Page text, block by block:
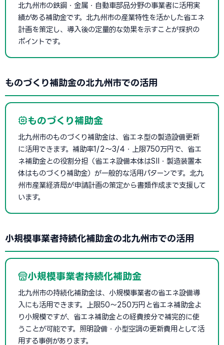
北九州市の鉄鋼・金属・自動車部品分野の事業者に活用実
績がある補助金です。北九州市の産業特性を活かした省エネ
計画を策定し、導入後の定量的な効果を示すことが採択の
ポイントです。
ものづくり補助金の北九州市での活用
ものづくり補助金
北九州市のものづくり補助金は、省エネ型の製造設備更新
に活用できます。補助率1/2〜3/4・上限750万円で、省エ
ネ補助金との役割分担（省エネ設備本体はSII・製造装置本
体はものづくり補助金）が一般的な活用パターンです。北九
州市産業経済局が申請計画の策定から書類作成まで支援して
います。
小規模事業者持続化補助金の北九州市での活用
小規模事業者持続化補助金
北九州市の持続化補助金は、小規模事業者の省エネ設備導
入にも活用できます。上限50〜250万円と省エネ補助金よ
り小規模ですが、省エネ補助金との経費按分で補完的に使
うことが可能です。照明設備・小型空調の更新費用として活
用する事例があります。